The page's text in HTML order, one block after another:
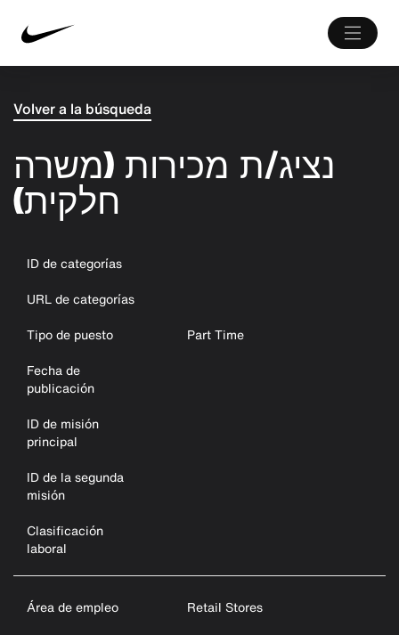
Volver a la búsqueda
נציג/ת מכירות (משרה
חלקית)
ID de categorías
URL de categorías
Tipo de puesto
Part Time
Fecha de
publicación
ID de misión
principal
ID de la segunda
misión
Clasificación
laboral
Área de empleo
Retail Stores